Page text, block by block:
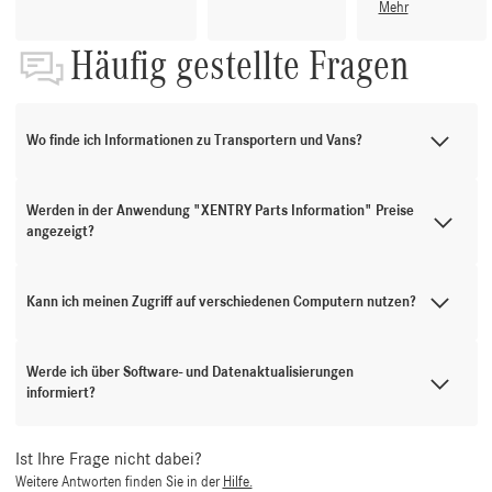
Mehr
Häufig gestellte Fragen
Wo finde ich Informationen zu Transportern und Vans?
Werden in der Anwendung "XENTRY Parts Information" Preise
angezeigt?
Kann ich meinen Zugriff auf verschiedenen Computern nutzen?
Werde ich über Software- und Datenaktualisierungen
informiert?
Ist Ihre Frage nicht dabei?
Weitere Antworten finden Sie in der Hilfe.